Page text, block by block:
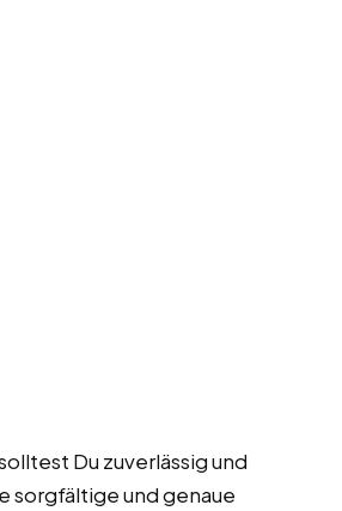
Du zuverlässig und
sorgfältige und genaue